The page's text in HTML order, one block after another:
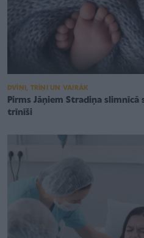
DVĪŅI, TRĪŅI UN VAIRĀK
Pirms Jāņiem Stradiņa
trīnīši